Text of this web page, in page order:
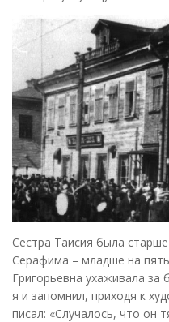
Сестра Таисия была
Серафима – младше на
Григорьевна ухаживала
я и запомнил, приходя к
писал: «Случалось, что он